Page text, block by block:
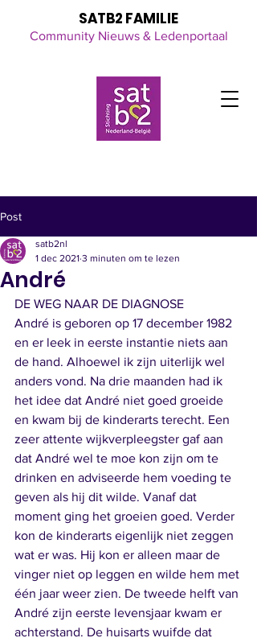
for all the latest updates
SATB2 FAMILIE
Community Nieuws & Ledenportaal
Post
André
satb2nl
1 dec 2021 3 minuten om te lezen
DE WEG NAAR DE DIAGNOSE
André is geboren op 17 december 1982
en er leek in eerste instantie niets aan
de hand. Alhoewel ik zijn uiterlijk wel
anders vond. Na drie maanden had ik
het idee dat André niet goed groeide
en kwam bij de kinderarts terecht. Een
zeer attente wijkverpleegster gaf aan
dat André wel te moe kon zijn om te
drinken en adviseerde hem voeding te
geven als hij dit wilde. Vanaf dat
moment ging het groeien goed. Verder
kon de kinderarts eigenlijk niet zeggen
wat er was. Hij kon er alleen maar de
vinger niet op leggen en wilde hem met
één jaar weer zien. De tweede helft van
André zijn eerste levensjaar kwam er
achterstand. De huisarts wuifde dat